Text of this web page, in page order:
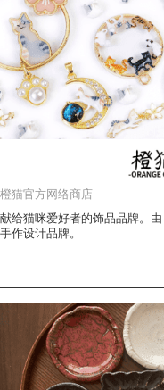
橙猫官方网络商店
献给猫咪爱好者的饰品品牌。
手作设计品牌。